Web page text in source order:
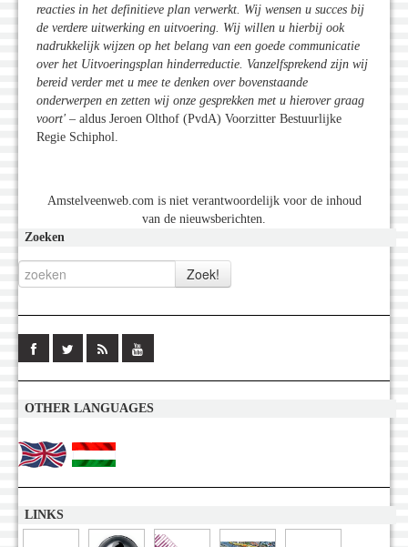
reacties in het definitieve plan verwerkt. Wij wensen u succes bij
de verdere uitwerking en uitvoering. Wij willen u hierbij ook
nadrukkelijk wijzen op het belang van een goede communicatie
over het Uitvoeringsplan hinderreductie. Vanzelfsprekend zijn wij
bereid verder met u mee te denken over bovenstaande
onderwerpen en zetten wij onze gesprekken met u hierover graag
voort' – aldus Jeroen Olthof (PvdA) Voorzitter Bestuurlijke
Regie Schiphol.
Amstelveenweb.com is niet verantwoordelijk voor de inhoud
van de nieuwsberichten.
Zoeken
OTHER LANGUAGES
LINKS